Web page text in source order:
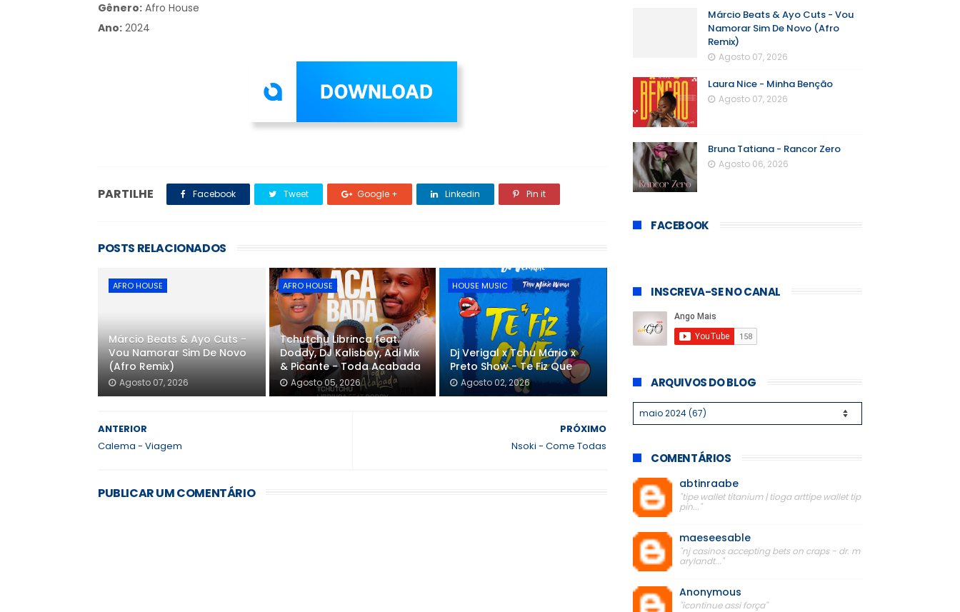
Gênero: Afro House
Ano: 2024
PARTILHE Facebook Tweet Google + Linkedin Pin it
POSTS RELACIONADOS
AFRO HOUSE
Márcio Beats & Ayo Cuts -
Vou Namorar Sim De Novo
(Afro Remix)
Agosto 07, 2026
AFRO HOUSE
Tchutchu Librinca feat.
Doddy, DJ Kalisboy, Adi Mix
& Picante - Toda Acabada
Agosto 05, 2026
HOUSE MUSIC
Dj Verigal x Tchu Mário x
Preto Show - Te Fiz Que
Agosto 02, 2026
PRÓXIMO
Nsoki - Come Todas
ANTERIOR
Calema - Viagem
PUBLICAR UM COMENTÁRIO
Márcio Beats & Ayo Cuts - Vou
Namorar Sim De Novo (Afro
Remix)
Agosto 07, 2026
Laura Nice - Minha Benção
Agosto 07, 2026
Bruna Tatiana - Rancor Zero
Agosto 06, 2026
FACEBOOK
INSCREVA-SE NO CANAL
ARQUIVOS DO BLOG
COMENTÁRIOS
abtinraabe
"tipe wallet titanium | tioga arttipe wallet tip
pin..."
maeseesable
"nj casinos accepting bets on craps - dr. m
arylandt..."
Anonymous
"icontinue assi força"